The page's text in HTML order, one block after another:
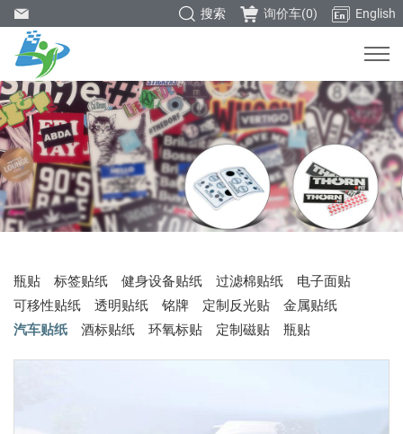
English
询价车(0)
搜索
瓶贴 标签贴纸 健身设备贴纸 过滤棉贴纸
电子面贴
可移性贴纸
透明贴纸 铭牌 定制反光贴
金属贴纸
汽车贴纸
酒标贴纸 环氧标贴 定制磁贴 瓶贴